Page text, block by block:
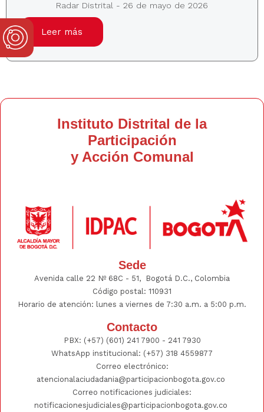
Radar Distrital - 26 de mayo de 2026
Leer más
Instituto Distrital de la
Participación
y Acción Comunal
Sede
Avenida calle 22 Nº 68C - 51, Bogotá D.C., Colombia
Código postal: 110931
Horario de atención: lunes a viernes de 7:30 a.m. a 5:00 p.m.
Contacto
PBX: (+57) (601) 241 7900 - 241 7930
WhatsApp institucional: (+57) 318 4559877
Correo electrónico:
atencionalaciudadania@participacionbogota.gov.co
Correo notificaciones judiciales:
notificacionesjudiciales@participacionbogota.gov.co